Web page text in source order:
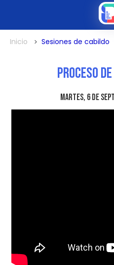
Inicio Sesiones de cabildo
Proceso
martes, 6 de